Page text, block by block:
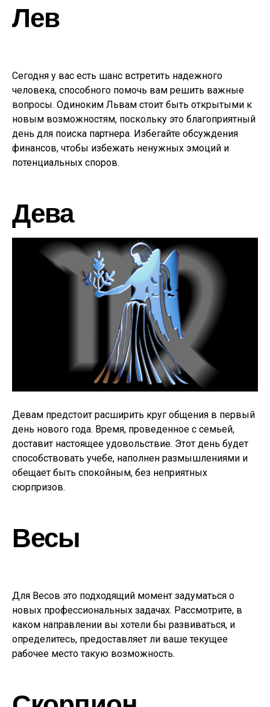
Лев
Сегодня у вас есть шанс встретить надежного
человека, способного помочь вам решить важные
вопросы. Одиноким Львам стоит быть открытыми к
новым возможностям, поскольку это благоприятный
день для поиска партнера. Избегайте обсуждения
финансов, чтобы избежать ненужных эмоций и
потенциальных споров.
Дева
Девам предстоит расширить круг общения в первый
день нового года. Время, проведенное с семьей,
доставит настоящее удовольствие. Этот день будет
способствовать учебе, наполнен размышлениями и
обещает быть спокойным, без неприятных
сюрпризов.
Весы
Для Весов это подходящий момент задуматься о
новых профессиональных задачах. Рассмотрите, в
каком направлении вы хотели бы развиваться, и
определитесь, предоставляет ли ваше текущее
рабочее место такую возможность.